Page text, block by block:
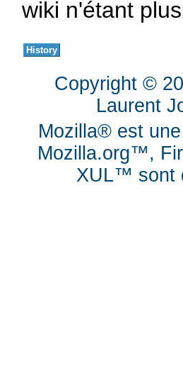
wiki n'étant
Copyright ©
Laurent
Mozilla® est
Mozilla.org™,
XUL™ sont